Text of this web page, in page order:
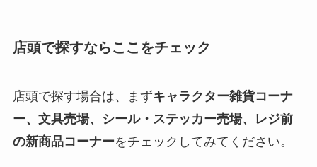
店頭で探すならここをチェック
店頭で探す場合は、まずキャラクター雑貨コーナ
ー、文具売場、シール・ステッカー売場、レジ前
の新商品コーナーをチェックしてみてください。